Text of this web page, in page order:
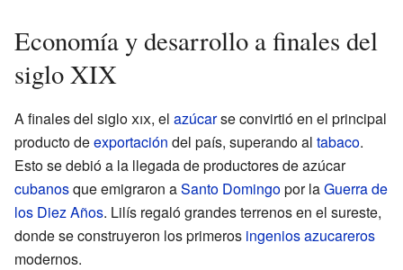
Economía y desarrollo a finales del
siglo XIX
A finales del sigloxix, el azúcarse convirtió en el principal
producto deexportación del país, superando al tabaco.
Esto se debió a la llegada de productores de azúcar
cubanosque emigraron aSanto Domingopor laGuerra de
los Diez Años. Lilís regaló grandes terrenos en el sureste,
donde se construyeron los primeros ingenios azucareros
modernos.